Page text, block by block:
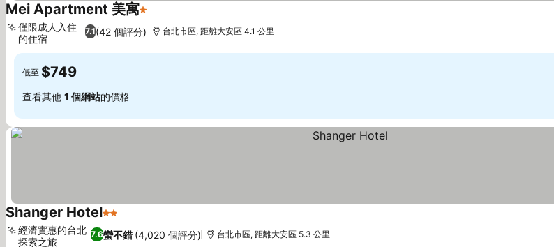
Mei Apartment 美寓1 星級
7.1(42 個評分)
僅限成人入住
的住宿
台北市區, 距離大安區 4.1 公里
低至 $749
查看其他 1 個網站的價格
Shanger Hotel2 星級
7.6蠻不錯 (4,020 個評分)
經濟實惠的台北
探索之旅
台北市區, 距離大安區 5.3 公里